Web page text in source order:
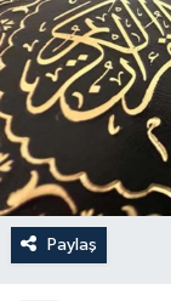
Paylaş
Ardahan
Artvin
Aydın
Balıkesir
Kudüs
Kurban
Mukabele
Hutbeler
DİYANET
DİYANET
DİYANET